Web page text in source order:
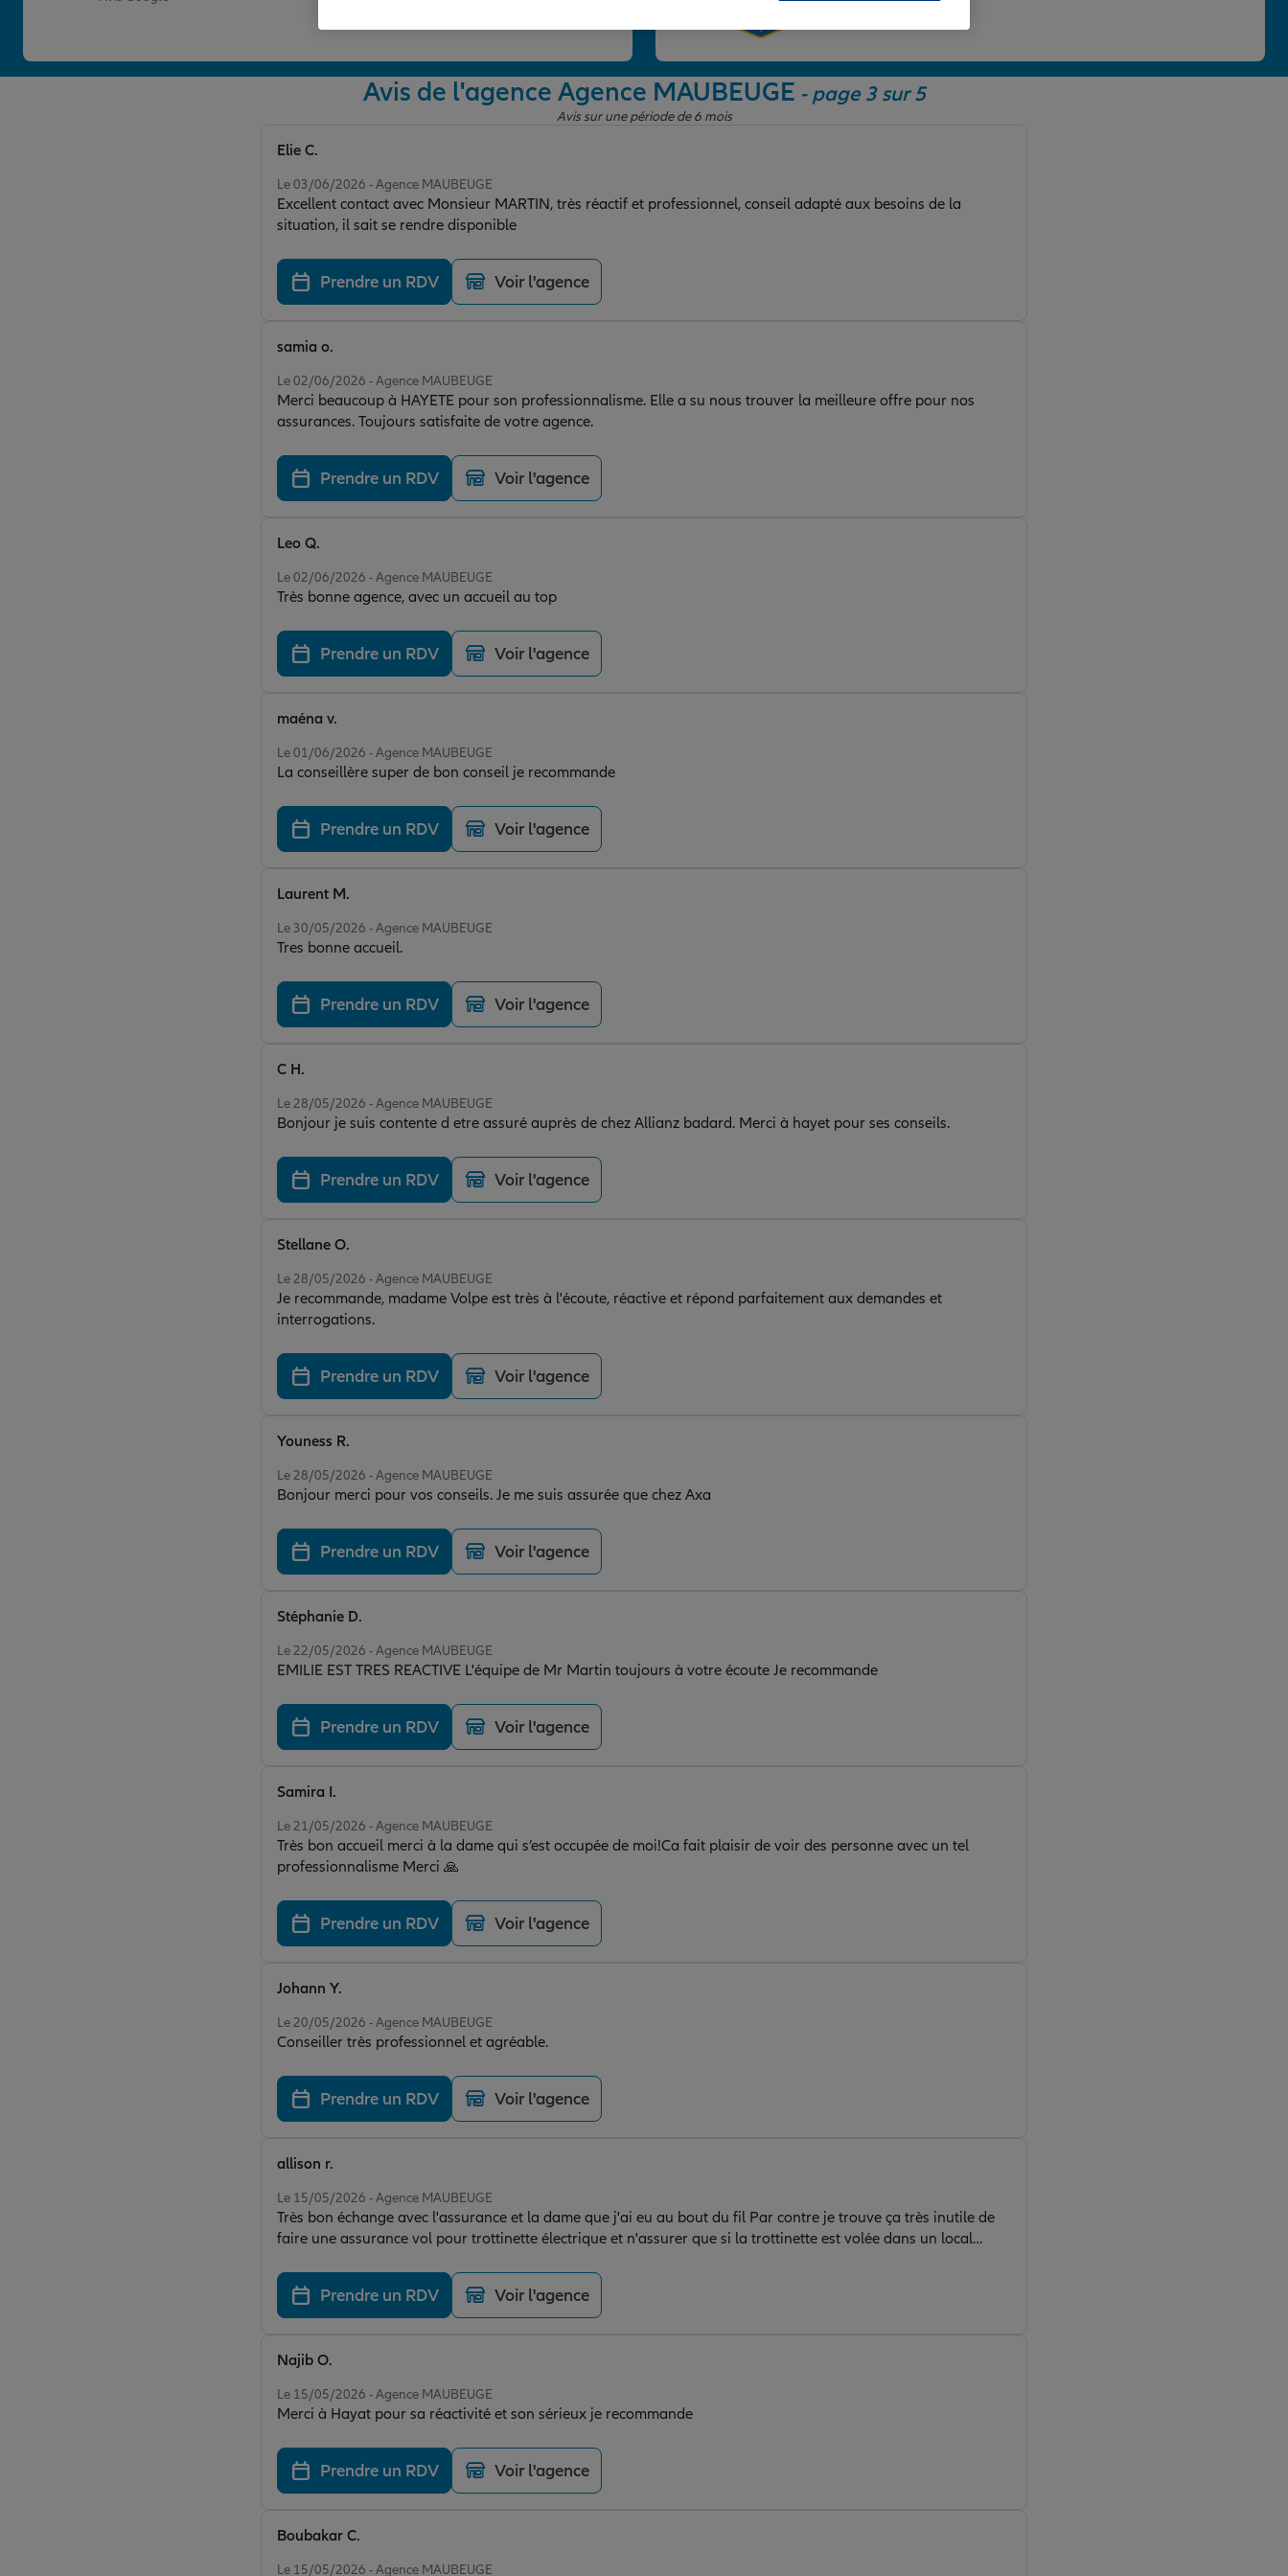
Avis de l'agence Agence MAUBEUGE - page 3 sur 5
Avis sur une période de 6 mois
Le 03/06/2026 - Agence MAUBEUGE
Excellent contact avec Monsieur MARTIN, très réactif et professionnel, conseil adapté aux besoins de la
situation, il sait se rendre disponible
Elie C.
Prendre un RDV Voir l'agence
Le 02/06/2026 - Agence MAUBEUGE
Merci beaucoup à HAYETE pour son professionnalisme. Elle a su nous trouver la meilleure offre pour nos
assurances. Toujours satisfaite de votre agence.
samia o.
Prendre un RDV Voir l'agence
Le 02/06/2026 - Agence MAUBEUGE
Très bonne agence, avec un accueil au top
Leo Q.
Prendre un RDV Voir l'agence
Le 01/06/2026 - Agence MAUBEUGE
La conseillère super de bon conseil je recommande
maéna v.
Prendre un RDV Voir l'agence
Le 30/05/2026 - Agence MAUBEUGE
Tres bonne accueil.
Laurent M.
Prendre un RDV Voir l'agence
Le 28/05/2026 - Agence MAUBEUGE
Bonjour je suis contente d etre assuré auprès de chez Allianz badard. Merci à hayet pour ses conseils.
C H.
Prendre un RDV Voir l'agence
Le 28/05/2026 - Agence MAUBEUGE
Je recommande, madame Volpe est très à l'écoute, réactive et répond parfaitement aux demandes et
interrogations.
Stellane O.
Prendre un RDV Voir l'agence
Le 28/05/2026 - Agence MAUBEUGE
Bonjour merci pour vos conseils. Je me suis assurée que chez Axa
Youness R.
Prendre un RDV Voir l'agence
Le 22/05/2026 - Agence MAUBEUGE
EMILIE EST TRES REACTIVE L'équipe de Mr Martin toujours à votre écoute Je recommande
Stéphanie D.
Prendre un RDV Voir l'agence
Le 21/05/2026 - Agence MAUBEUGE
Très bon accueil merci à la dame qui s’est occupée de moi!Ca fait plaisir de voir des personne avec un tel
professionnalisme Merci 🙏
Samira I.
Prendre un RDV Voir l'agence
Le 20/05/2026 - Agence MAUBEUGE
Conseiller très professionnel et agréable.
Johann Y.
Prendre un RDV Voir l'agence
Le 15/05/2026 - Agence MAUBEUGE
Très bon échange avec l'assurance et la dame que j'ai eu au bout du fil Par contre je trouve ça très inutile de
faire une assurance vol pour trottinette électrique et n'assurer que si la trottinette est volée dans un local
allison r.
Prendre un RDV Voir l'agence
Le 15/05/2026 - Agence MAUBEUGE
Merci à Hayat pour sa réactivité et son sérieux je recommande
Najib O.
Prendre un RDV Voir l'agence
Le 15/05/2026 - Agence MAUBEUGE
Boubakar C.